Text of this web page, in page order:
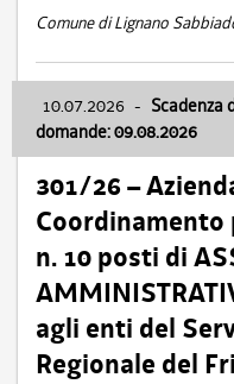
Comune di Lignano
10.07.2026 - Scadenza
domande: 09.08.2026
301/26 –
Coordinamento
n. 10 posti di
agli enti del
Regionale del